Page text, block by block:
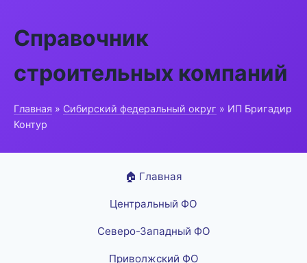
Справочник
строительных компаний
Главная » Сибирский федеральный округ » ИП Бригадир
Контур
🏠 Главная
Центральный ФО
Северо-Западный ФО
Приволжский ФО